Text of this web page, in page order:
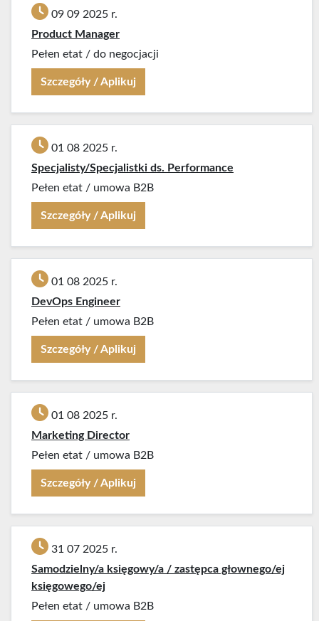
09 09 2025 r.
Product Manager
Pełen etat / do negocjacji
Szczegóły / Aplikuj
01 08 2025 r.
Specjalisty/Specjalistki ds. Performance
Pełen etat / umowa B2B
Szczegóły / Aplikuj
01 08 2025 r.
DevOps Engineer
Pełen etat / umowa B2B
Szczegóły / Aplikuj
01 08 2025 r.
Marketing Director
Pełen etat / umowa B2B
Szczegóły / Aplikuj
31 07 2025 r.
Samodzielny/a księgowy/a / zastępca głownego/ej
księgowego/ej
Pełen etat / umowa B2B